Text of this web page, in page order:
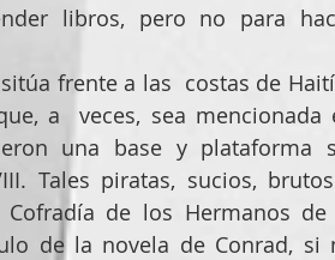
libros, pero no para
frente a las  costas de
a  veces, sea mencionada
una base y plataforma
Tales piratas, sucios,
de los Hermanos de
de la novela de Conrad, si